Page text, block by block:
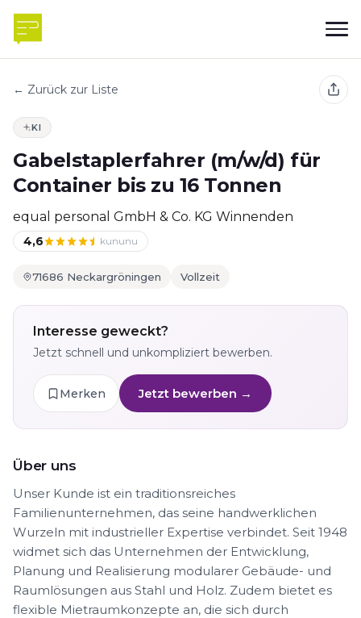
← Zurück zur Liste
KI
Gabelstaplerfahrer (m/w/d) für
Container bis zu 16 Tonnen
equal personal GmbH & Co. KG Winnenden
4,6 kununu
71686 Neckargröningen Vollzeit
Interesse geweckt?
Jetzt schnell und unkompliziert bewerben.
Merken Jetzt bewerben →
Über uns
Unser Kunde ist ein traditionsreiches
Familienunternehmen, das seine handwerklichen
Wurzeln mit industrieller Expertise verbindet. Seit 1948
widmet sich das Unternehmen der Entwicklung,
Planung und Realisierung modularer Gebäude- und
Raumlösungen aus Stahl und Holz. Zudem bietet es
flexible Mietraumkonzepte an, die sich durch